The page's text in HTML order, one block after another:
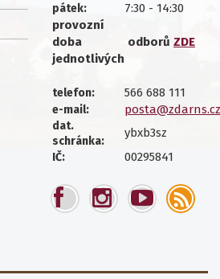
pátek:
7:30 - 14:30
provozní
doba
jednotlivých
odborů ZDE
telefon: 566 688 111
e-mail: posta@zdarns.cz
dat.
schránka:
ybxb3sz
IČ: 00295841